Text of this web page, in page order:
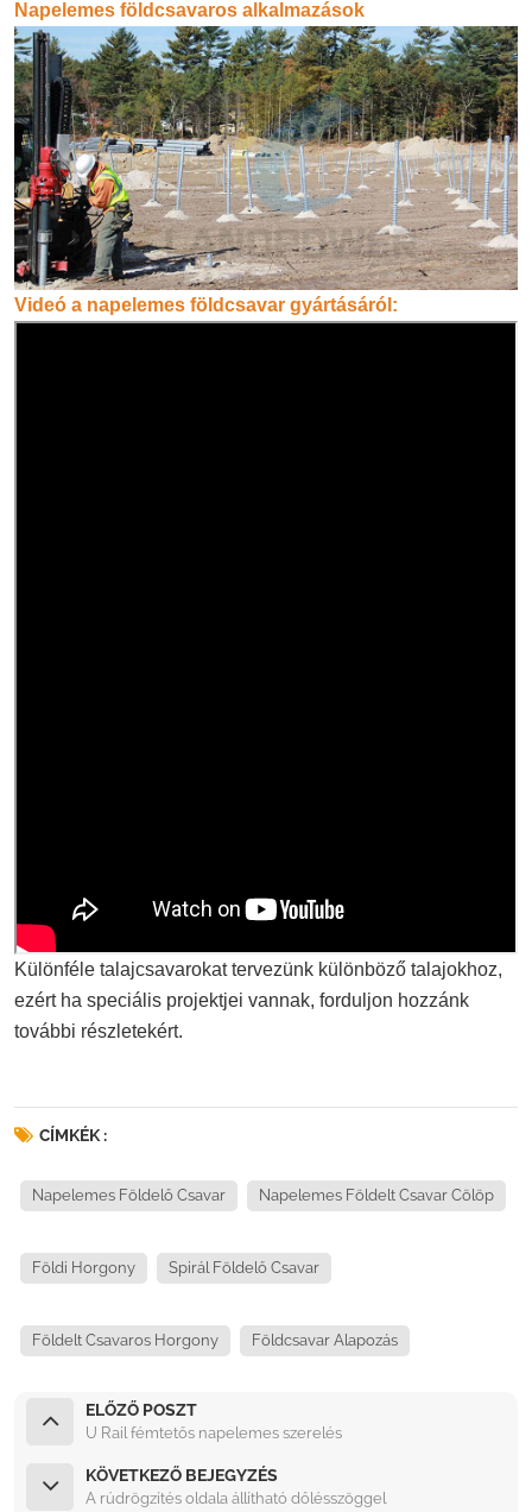
Napelemes földcsavaros alkalmazások
Videó a napelemes földcsavar gyártásáról:
Különféle talajcsavarokat tervezünk különböző talajokhoz,
ezért ha speciális projektjei vannak, forduljon hozzánk
további részletekért.
CÍMKÉK :
Napelemes Földelő Csavar Napelemes Földelt Csavar Cölöp
Földi Horgony Spirál Földelő Csavar
Földelt Csavaros Horgony Földcsavar Alapozás
ELŐZŐ POSZT
U Rail fémtetős napelemes szerelés
KÖVETKEZŐ BEJEGYZÉS
A rúdrögzítés oldala állítható dőlésszöggel